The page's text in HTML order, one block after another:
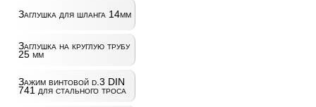
Заглушка для шланга 14мм
Заглушка на круглую трубу
25 мм
Зажим винтовой d.3 DIN
741 для стального троса